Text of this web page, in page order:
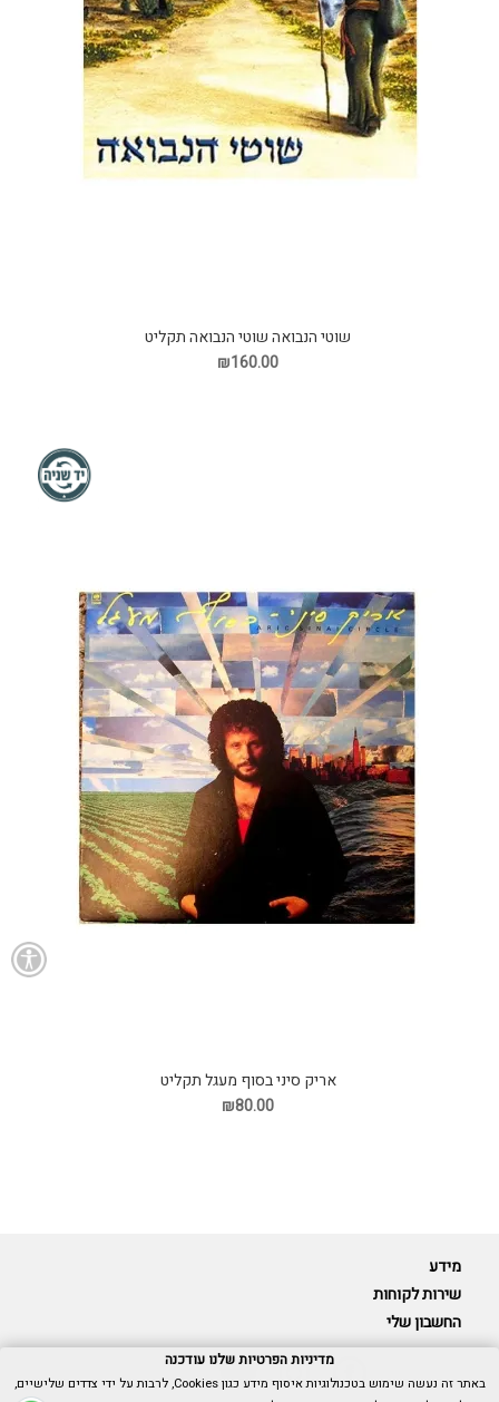
שוטי הנבואה שוטי הנבואה תקליט
₪160.00
אריק סיני בסוף מעגל תקליט
₪80.00
מידע
שירות לקוחות
החשבון שלי
מדיניות הפרטיות שלנו עודכנה
באתר זה נעשה שימוש בטכנולוגיות איסוף מידע כגון Cookies, לרבות על ידי צדדים שלישיים,